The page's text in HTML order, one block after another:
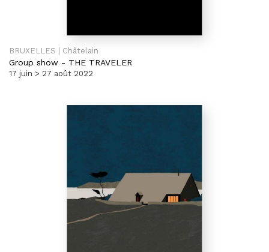
BRUXELLES | Châtelain
Group show - THE TRAVELER
17 juin > 27 août 2022